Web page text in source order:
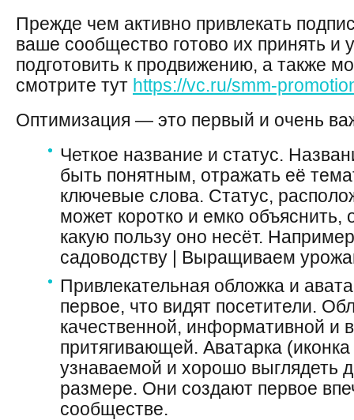
Прежде чем активно привлекать
ваше сообщество готово их принять и
подготовить к продвижению, а также
смотрите тут https://vc.ru/smm-
Оптимизация — это первый и очень
Четкое название и статус.
быть понятным, отражать её
ключевые слова. Статус,
может коротко и емко
какую пользу оно несёт.
садоводству | Выращиваем
Привлекательная обложка и
первое, что видят посетители.
качественной, информативной и
притягивающей. Аватарка
узнаваемой и хорошо выглядеть
размере. Они создают первое
сообществе.